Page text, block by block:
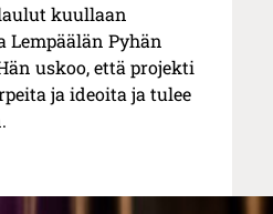
kuullaan
Pyhän
uskoo, että projekti
ja ideoita ja tulee